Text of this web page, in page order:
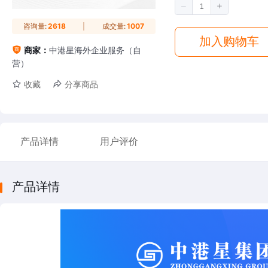
咨询量:2618 成交量:1007
商家： 中港星海外企业服务（自
营）
收藏 分享商品
加入购物车
产品详情 用户评价
产品详情